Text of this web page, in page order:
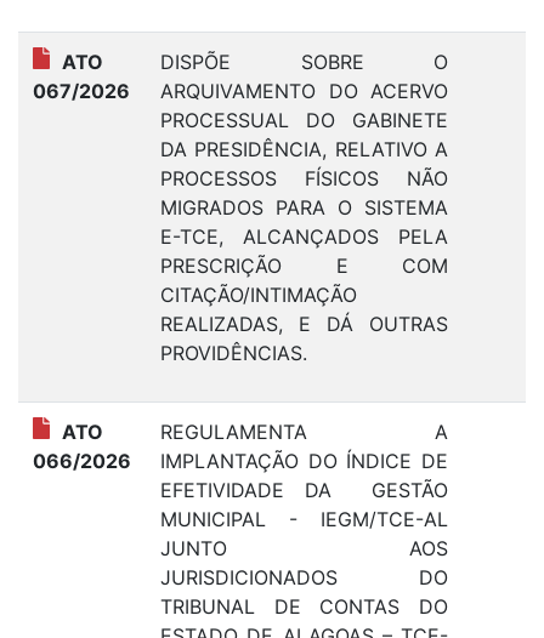
ATO
067/2026
DISPÕE SOBRE O
ARQUIVAMENTO DO ACERVO
PROCESSUAL DO GABINETE
DA PRESIDÊNCIA, RELATIVO A
PROCESSOS FÍSICOS NÃO
MIGRADOS PARA O SISTEMA
E-TCE, ALCANÇADOS PELA
PRESCRIÇÃO E COM
CITAÇÃO/INTIMAÇÃO
REALIZADAS, E DÁ OUTRAS
PROVIDÊNCIAS.
ATO
066/2026
REGULAMENTA A
IMPLANTAÇÃO DO ÍNDICE DE
EFETIVIDADE DA GESTÃO
MUNICIPAL - IEGM/TCE-AL
JUNTO AOS
JURISDICIONADOS DO
TRIBUNAL DE CONTAS DO